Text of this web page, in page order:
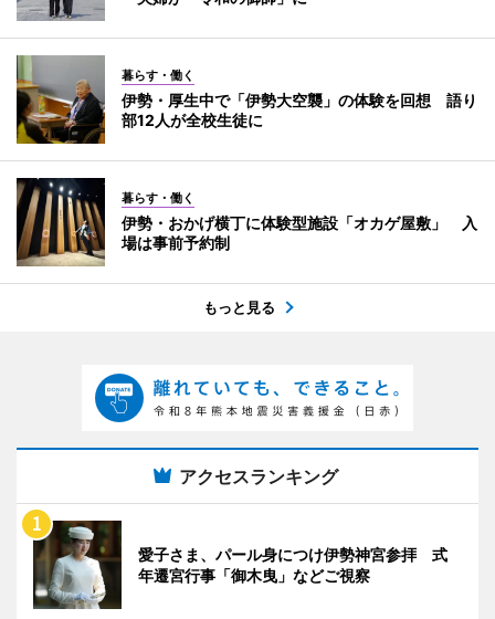
暮らす・働く
伊勢・厚生中で「伊勢大空襲」の体験を回想 語り
部12人が全校生徒に
暮らす・働く
伊勢・おかげ横丁に体験型施設「オカゲ屋敷」 入
場は事前予約制
もっと見る
アクセスランキング
愛子さま、パール身につけ伊勢神宮参拝 式
年遷宮行事「御木曳」などご視察